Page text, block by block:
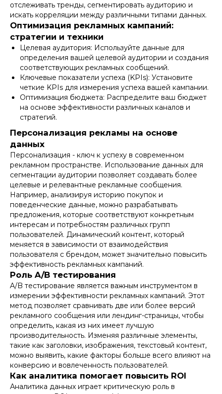
отслеживать тренды, сегментировать аудиторию и
искать корреляции между различными типами данных.
Оптимизация рекламных кампаний:
стратегии и техники
Целевая аудитория: Используйте данные для
определения вашей целевой аудитории и создания
соответствующих рекламных сообщений.
Ключевые показатели успеха (KPIs): Установите
четкие KPIs для измерения успеха вашей кампании.
Оптимизация бюджета: Распределите ваш бюджет
на основе эффективности различных каналов и
стратегий.
Персонализация рекламы на основе
данных
Персонализация - ключ к успеху в современном
рекламном пространстве. Использование данных для
сегментации аудитории позволяет создавать более
целевые и релевантные рекламные сообщения.
Например, анализируя историю покупок и
поведенческие данные, можно разрабатывать
предложения, которые соответствуют конкретным
интересам и потребностям различных групп
пользователей. Динамический контент, который
меняется в зависимости от взаимодействия
пользователя с брендом, может значительно повысить
эффективность рекламных кампаний.
Роль A/B тестирования
A/B тестирование является важным инструментом в
измерении эффективности рекламных кампаний. Этот
метод позволяет сравнивать две или более версий
рекламного сообщения или лендинг-страницы, чтобы
определить, какая из них имеет лучшую
производительность. Изменяя различные элементы,
такие как заголовки, изображения, текстовый контент,
можно выявить, какие факторы больше всего влияют на
конверсию и вовлеченность пользователей.
Как аналитика помогает повысить ROI
Аналитика данных играет критическую роль в